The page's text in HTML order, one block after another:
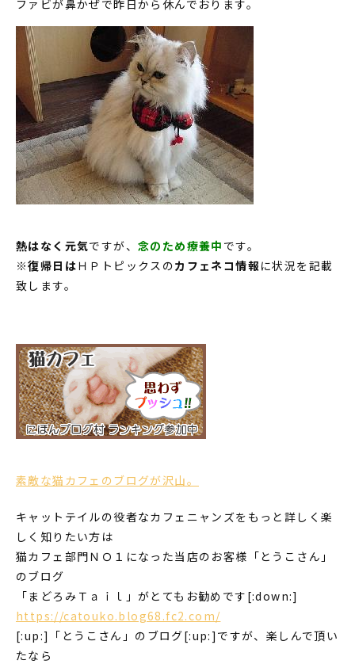
ファビが鼻かぜで昨日から休んでおります。
熱はなく元気ですが、念のため療養中 です。
※復帰日はＨＰトピックスのカフェネコ情報 に状況を記載
致します。
素敵な猫カフェのブログが沢山。
キャットテイルの役者なカフェニャンズをもっと詳しく楽
しく知りたい方は
猫カフェ部門ＮＯ１になった当店のお客様「とうこさん」
のブログ
「まどろみＴａｉｌ」がとてもお勧めです[:down:]
https://catouko.blog68.fc2.com/
[:up:]「とうこさん」のブログ[:up:]ですが、楽しんで頂い
たなら